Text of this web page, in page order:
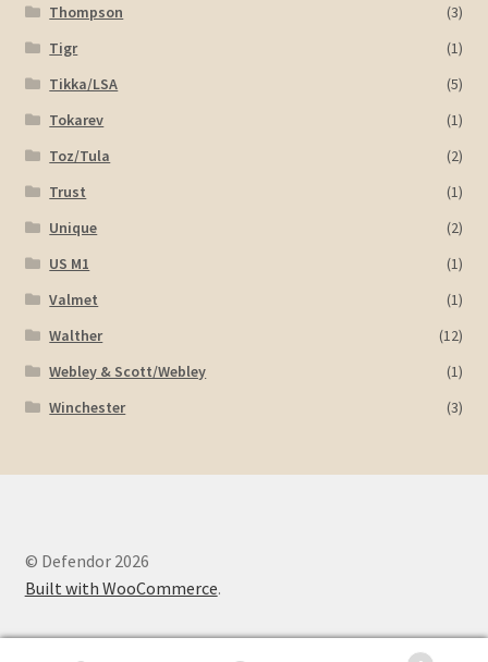
Thompson
(3)
Tigr
(1)
Tikka/LSA
(5)
Tokarev
(1)
Toz/Tula
(2)
Trust
(1)
Unique
(2)
US M1
(1)
Valmet
(1)
Walther
(12)
Webley & Scott/Webley
(1)
Winchester
(3)
© Defendor 2026
Built with WooCommerce.